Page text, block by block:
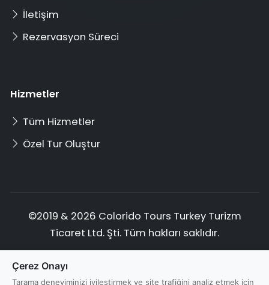
İletişim
Rezervasyon Süreci
Hizmetler
Tüm Hizmetler
Özel Tur Oluştur
©2019 & 2026 Colorido Tours Turkey Turizm
Ticaret Ltd. Şti. Tüm hakları saklıdır.
Çerez Onayı
Tarama deneyiminizi iyileştirmek ve site trafiğini analiz etmek için